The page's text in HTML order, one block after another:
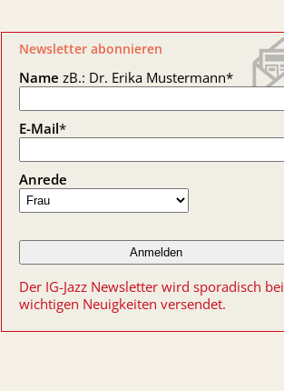
Newsletter abonnieren
Name zB.: Dr. Erika Mustermann*
E-Mail*
Anrede
Der IG-Jazz Newsletter wird sporadisch bei
wichtigen Neuigkeiten versendet.